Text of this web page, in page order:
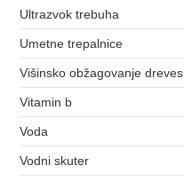
Ultrazvok trebuha
Umetne trepalnice
Višinsko obžagovanje dreves
Vitamin b
Voda
Vodni skuter